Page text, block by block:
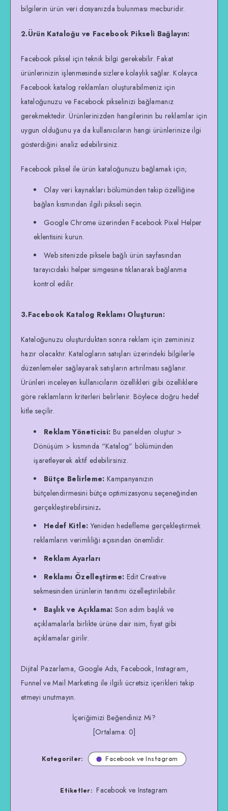
bilgilerin ürün veri dosyanızda bulunması mecburidir.
2.Ürün Kataloğu ve Facebook Pikseli Bağlayın:
Facebook piksel için teknik bilgi gerekebilir. Fakat
ürünlerinizin işlenmesinde sizlere kolaylık sağlar. Kolayca
Facebook katalog reklamları oluşturabilmeniz için
kataloğunuzu ve Facebook pikselinizi bağlamanız
gerekmektedir. Ürünlerinizden hangilerinin bu reklamlar için
uygun olduğunu ya da kullanıcıların hangi ürünlerinize ilgi
gösterdiğini analiz edebilirsiniz.
Facebook piksel ile ürün kataloğunuzu bağlamak için;
Olay veri kaynakları bölümünden takip özelliğine
bağlan kısmından ilgili pikseli seçin.
Google Chrome üzerinden Facebook Pixel Helper
eklentisini kurun.
Web sitenizde piksele bağlı ürün sayfasından
tarayıcıdaki helper simgesine tıklanarak bağlanma
kontrol edilir.
3.Facebook Katalog Reklamı Oluşturun:
Kataloğunuzu oluşturduktan sonra reklam için zemininiz
hazır olacaktır. Katalogların satışları üzerindeki bilgilerle
düzenlemeler sağlayarak satışların artırılması sağlanır.
Ürünleri inceleyen kullanıcıların özellikleri gibi özelliklere
göre reklamların kriterleri belirlenir. Böylece doğru hedef
kitle seçilir.
Reklam Yöneticisi: Bu panelden oluştur >
Dönüşüm > kısmında “Katalog” bölümünden
işaretleyerek aktif edebilirsiniz.
Bütçe Belirleme: Kampanyanızın
bütçelendirmesini bütçe optimizasyonu seçeneğinden
gerçekleştirebilirsiniz.
Hedef Kitle:Yeniden hedefleme gerçekleştirmek
reklamların verimliliği açısından önemlidir.
Reklam Ayarları
Reklamı Özelleştirme: Edit Creative
sekmesinden ürünlerin tanıtımı özelleştirilebilir.
Başlık ve Açıklama: Son adım başlık ve
açıklamalarla birlikte ürüne dair isim, fiyat gibi
açıklamalar girilir.
Dijital Pazarlama, Google Ads, Facebook, Instagram,
Funnel ve Mail Marketing ile ilgili ücretsiz içerikleri takip
etmeyi unutmayın.
İçeriğimizi Beğendiniz Mi?
[Ortalama: 0]
Kategoriler: Facebook ve Instagram
Etiketler: Facebook ve Instagram